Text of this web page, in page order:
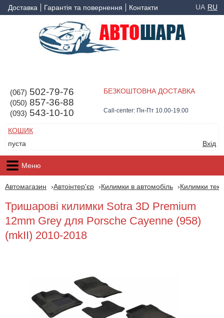
Доставка Гарантія та повернення Контакти UA RU
(067) 502-79-76
(050) 857-36-88
(093) 543-10-10
БЕЗКОШТОВНА ДОСТАВКА
Call-center: Пн-Пт 10.00-19.00
КОШИК
пуста
Вхід
Меню
Автомагазин Автоінтер'єр Килимки в автомобіль Килимки
Тришарові килимки Sotra 3D Premium
12mm Grey для Porsche Cayenne (958)
(mkII) 2010-2018